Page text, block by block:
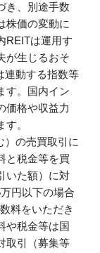
き、別途手数
株価の変動に
REITは運用す
が生じるおそ
連動する指数等
す。国内イン
価格や収益力
。
）の売買取引に
と税金等を買
いた額）に対
円以下の場合
料をいただき
や税金等は国
取引（募集等